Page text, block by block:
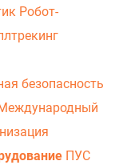
Робот-
безопасность
ПУС